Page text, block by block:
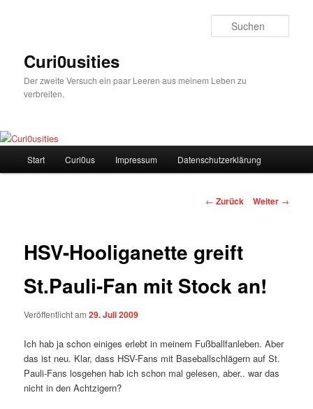
Curi0usities
Der zweite Versuch ein paar Leeren aus meinem Leben zu
verbreiten.
Start Curi0us Impressum Datenschutzerklärung
Beitrags-
← Zurück Weiter →
HSV-Hooliganette greift
St.Pauli-Fan mit Stock an!
Veröffentlicht am29. Juli 2009
Ich hab ja schon einiges erlebt in meinem Fußballfanleben. Aber
das ist neu. Klar, dass HSV-Fans mit Baseballschlägern auf St.
Pauli-Fans losgehen hab ich schon mal gelesen, aber.. war das
nicht in den Achtzigern?